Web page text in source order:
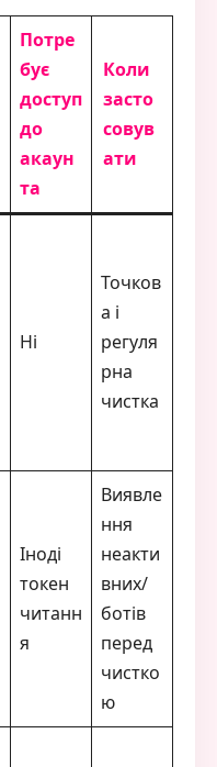
Потре
бує
доступ
до
акаун
та
Коли
засто
совув
ати
Ні
Точков
а і
регуля
рна
чистка
Іноді
токен
читанн
я
Виявле
ння
неакти
вних/
ботів
перед
чистко
ю